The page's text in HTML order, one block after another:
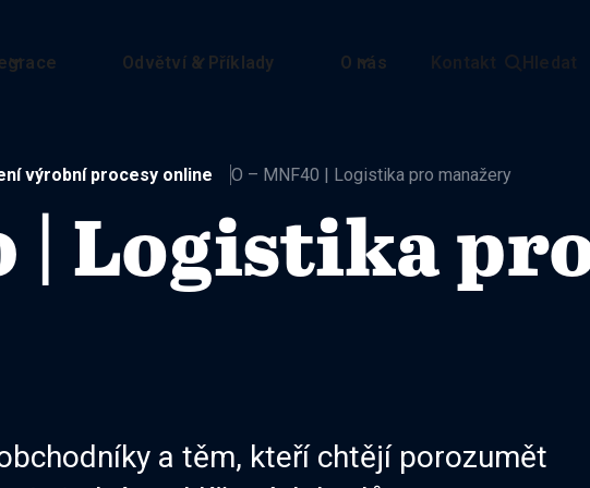
Odvětví & Příklady O nás Kontakt  Hledat
výrobní procesy online O – MNF40 | Logistika pro manažery
| Logistika
a těm, kteří chtějí porozumět